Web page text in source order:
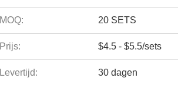
MOQ: 20 SETS
Prijs: $4.5 - $5.5/sets
Levertijd: 30 dagen